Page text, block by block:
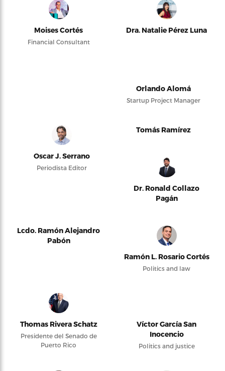
Moises Cortés
Financial Consultant
Dra. Natalie Pérez Luna
Orlando Alomá
Startup Project Manager
Oscar J. Serrano
Periodista Editor
Tomás Ramírez
Dr. Ronald Collazo
Pagán
Lcdo. Ramón Alejandro
Pabón
Ramón L. Rosario Cortés
Politics and law
Thomas Rivera Schatz
Presidente del Senado de
Puerto Rico
Víctor García San
Inocencio
Politics and justice